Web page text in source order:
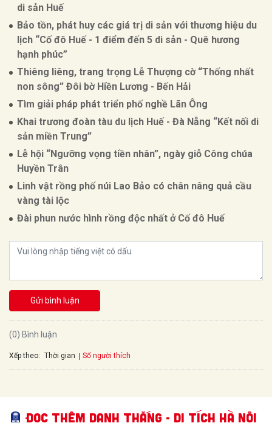
di sản Huế
Bảo tồn, phát huy các giá trị di sản với thương hiệu du
lịch “Cố đô Huế - 1 điểm đến 5 di sản - Quê hương
hạnh phúc”
Thiêng liêng, trang trọng Lễ Thượng cờ “Thống nhất
non sông” Đôi bờ Hiền Lương - Bến Hải
Tìm giải pháp phát triển phố nghề Lãn Ông
Khai trương đoàn tàu du lịch Huế - Đà Nẵng “Kết nối di
sản miền Trung”
Lễ hội “Ngưỡng vọng tiền nhân”, ngày giỗ Công chúa
Huyền Trân
Linh vật rồng phố núi Lao Bảo có chân nâng quả cầu
vàng tài lộc
Đài phun nước hình rồng độc nhất ở Cố đô Huế
Gửi bình luận
(0) Bình luận
Xếp theo: Thời gian Số người thích
Đọc thêm Danh thắng - Di tích Hà Nội